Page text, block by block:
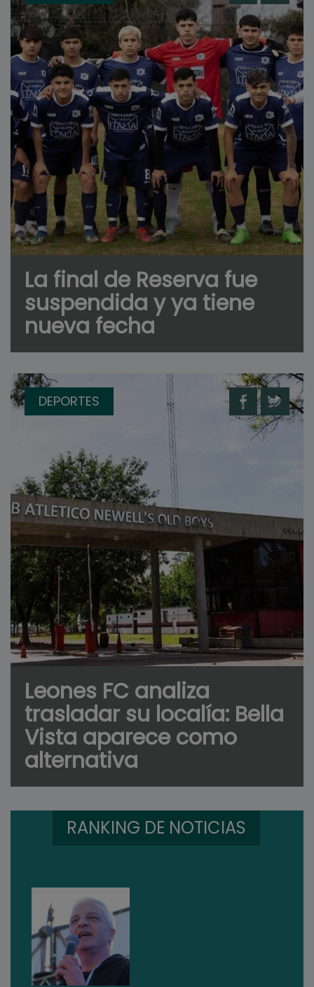
La final de Reserva fue
suspendida y ya tiene
nueva fecha
DEPORTES
Leones FC analiza
trasladar su localía: Bella
Vista aparece como
alternativa
RANKING DE NOTICIAS